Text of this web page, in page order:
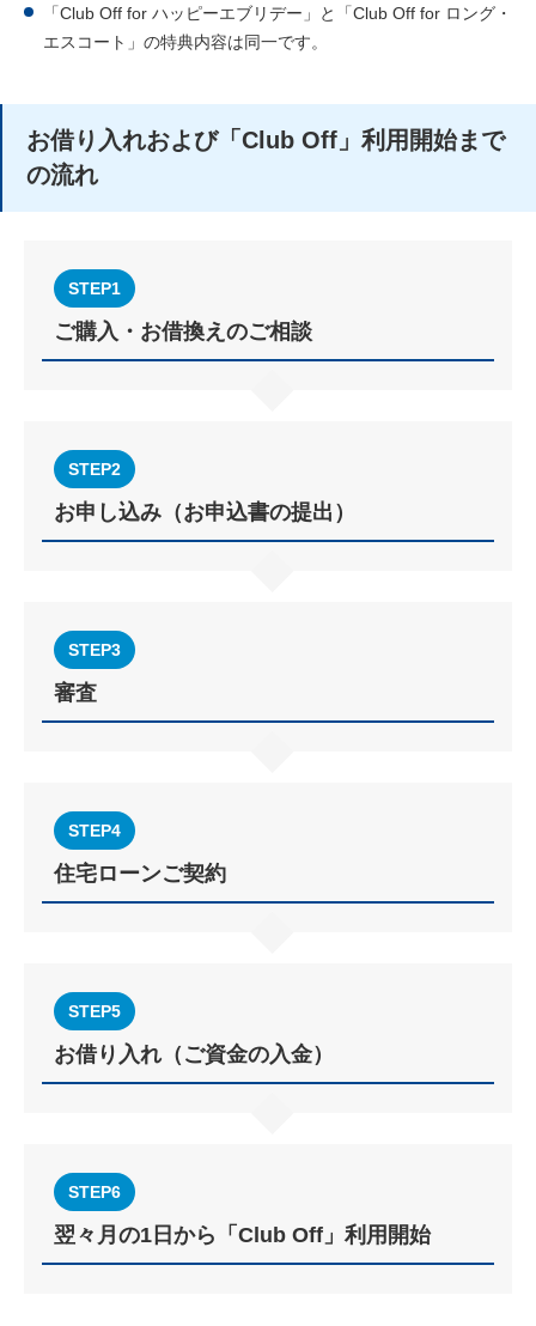
「Club Off for ハッピーエブリデー」と「Club Off for ロング・
エスコート」の特典内容は同一です。
お借り入れおよび「Club Off」利用開始まで
の流れ
STEP1
ご購⼊・お借換えのご相談
STEP2
お申し込み（お申込書の提出）
STEP3
審査
STEP4
住宅ローンご契約
STEP5
お借り⼊れ（ご資⾦の⼊⾦）
STEP6
翌々⽉の1⽇から「Club Off」利⽤開始